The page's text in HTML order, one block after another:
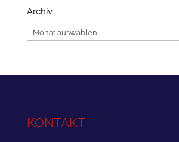
Archiv
Archiv
KONTAKT